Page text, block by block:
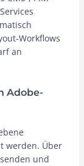
Workflows
an
Adobe-
werden. Über
und